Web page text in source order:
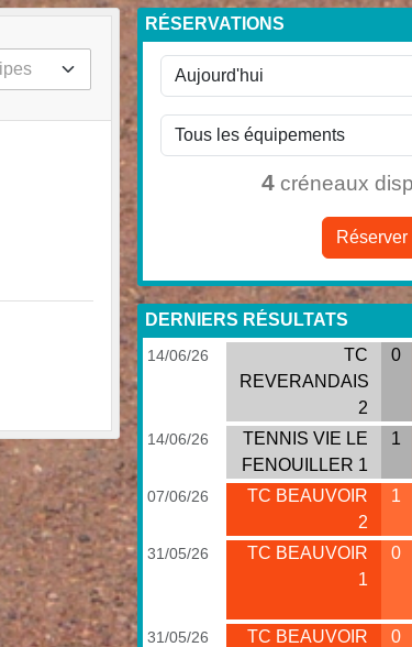
RÉSERVATIONS
4 créneaux
Réserver
DERNIERS RÉSULTATS
14/06/26
TC
REVERANDAIS
2
0
14/06/26
TENNIS VIE LE
FENOUILLER 1
1
07/06/26
TC BEAUVOIR
2
1
31/05/26
TC BEAUVOIR
1
0
31/05/26
TC BEAUVOIR
0